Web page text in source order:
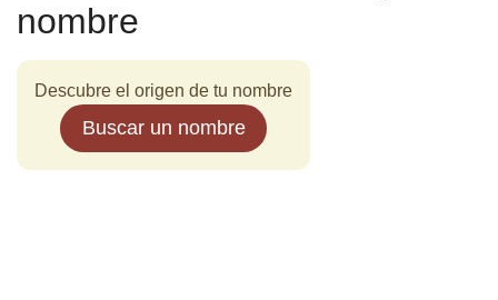
nombre
Descubre el origen de tu nombre
Buscar un nombre